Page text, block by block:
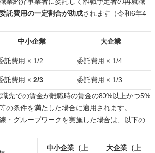
委託費用の一定割合が助成されます（令和6年4
中小企業 大企業
託費用 × 1/2 委託費用 × 1/4
託費用 ×2/3
委託費用 × 1/3
先での賃金が離職時の賃金の80%以上かつ5%
の条件を満たした場合に適用されます。
・グループワークを実施した場合は、以下の
中小企業（上 大企業（上